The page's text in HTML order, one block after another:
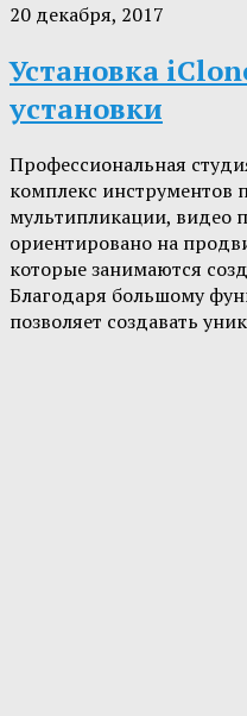
20 декабря, 2017
Установка
установки
Профессиональная
комплекс инструментов
мультипликации, видео
ориентировано на
которые занимаются
Благодаря большому
позволяет создавать